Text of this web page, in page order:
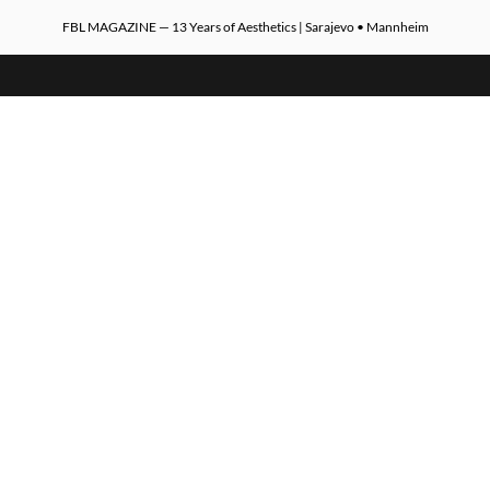
FBL MAGAZINE — 13 Years of Aesthetics | Sarajevo • Mannheim